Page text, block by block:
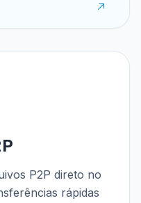
P2P direto no
rápidas